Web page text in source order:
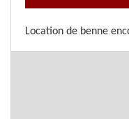
Location de benne